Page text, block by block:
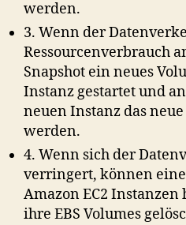
werden.
3. Wenn der
Ressourcenverbrauch
Snapshot ein neues
Instanz gestartet und
neuen Instanz das
werden.
4. Wenn sich der
verringert, können
Amazon EC2
ihre EBS Volumes